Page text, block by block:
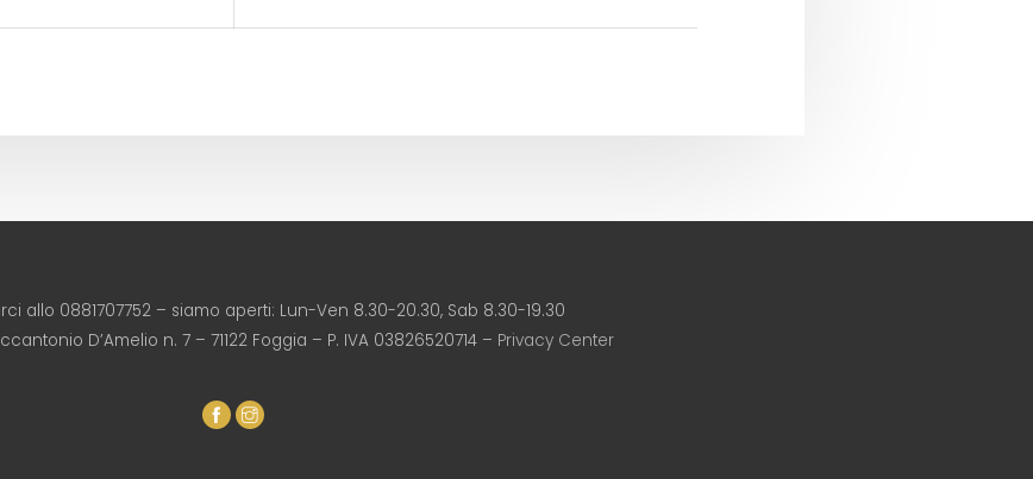
allo 0881707752 – siamo aperti: Lun-Ven 8.30-20.30, Sab 8.30-19.30
D’Amelio n. 7 – 71122 Foggia – P. IVA 03826520714 – Privacy Center